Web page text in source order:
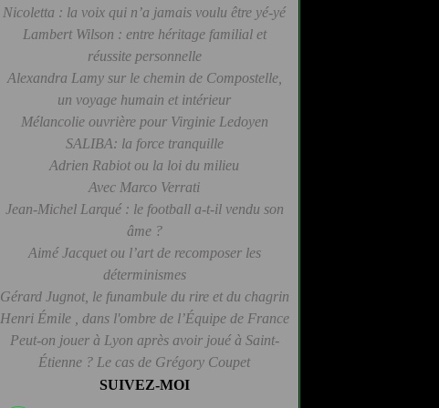
Nicoletta : la voix qui n’a jamais voulu être yé-yé
Lambert Wilson : entre héritage familial et
réussite personnelle
Alexandra Lamy sur le chemin de Compostelle,
un voyage humain et intérieur
Mélancolie ouvrière pour Virginie Ledoyen
SALIBA: la force tranquille
Adrien Rabiot ou la loi du milieu
Avec Marco Verrati
Jean-Michel Larqué : le football a-t-il vendu son
âme ?
Aimé Jacquet ou l’art de recomposer les
déterminismes
Gérard Jugnot, le funambule du rire et du chagrin
Henri Émile , dans l'ombre de l’Équipe de France
Peut-on jouer à Lyon après avoir joué à Saint-
Étienne ? Le cas de Grégory Coupet
SUIVEZ-MOI